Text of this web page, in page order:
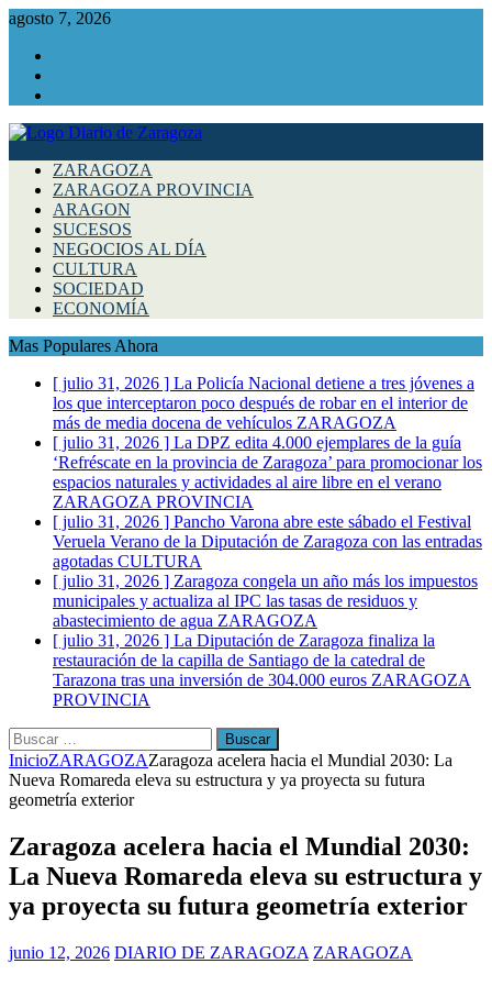
agosto 7, 2026
ZARAGOZA
ZARAGOZA PROVINCIA
ARAGON
SUCESOS
NEGOCIOS AL DÍA
CULTURA
SOCIEDAD
ECONOMÍA
Mas Populares Ahora
[ julio 31, 2026 ] La Policía Nacional detiene a tres jóvenes a
los que interceptaron poco después de robar en el interior de
más de media docena de vehículos ZARAGOZA
[ julio 31, 2026 ] La DPZ edita 4.000 ejemplares de la guía
‘Refréscate en la provincia de Zaragoza’ para promocionar los
espacios naturales y actividades al aire libre en el verano
ZARAGOZA PROVINCIA
[ julio 31, 2026 ] Pancho Varona abre este sábado el Festival
Veruela Verano de la Diputación de Zaragoza con las entradas
agotadas CULTURA
[ julio 31, 2026 ] Zaragoza congela un año más los impuestos
municipales y actualiza al IPC las tasas de residuos y
abastecimiento de agua ZARAGOZA
[ julio 31, 2026 ] La Diputación de Zaragoza finaliza la
restauración de la capilla de Santiago de la catedral de
Tarazona tras una inversión de 304.000 euros ZARAGOZA
PROVINCIA
Buscar:
InicioZARAGOZAZaragoza acelera hacia el Mundial 2030: La
Nueva Romareda eleva su estructura y ya proyecta su futura
geometría exterior
Zaragoza acelera hacia el Mundial 2030:
La Nueva Romareda eleva su estructura y
ya proyecta su futura geometría exterior
junio 12, 2026 DIARIO DE ZARAGOZA ZARAGOZA